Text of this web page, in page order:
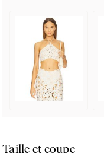
Taille et coupe